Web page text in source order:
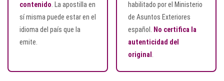
contenido. La apostilla en
sí misma puede estar en el
idioma del país que la
emite.
habilitado por el Ministerio
de Asuntos Exteriores
español. No certifica la
autenticidad del
original .